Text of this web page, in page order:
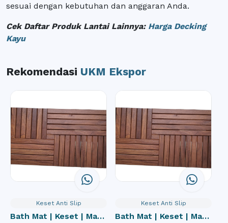
sesuai dengan kebutuhan dan anggaran Anda.
Cek Daftar Produk Lantai Lainnya: Harga Decking
Kayu
Rekomendasi UKM Ekspor
Keset Anti Slip
Bath Mat | Keset | Mat |
Keset Anti Slip
Bath Mat | Keset | Mat |